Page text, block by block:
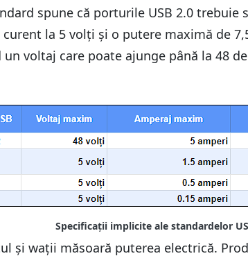
spune că porturile USB 2.0
la 5 volți și o putere maximă de
voltaj care poate ajunge până la 48
și wații măsoară puterea electrică.